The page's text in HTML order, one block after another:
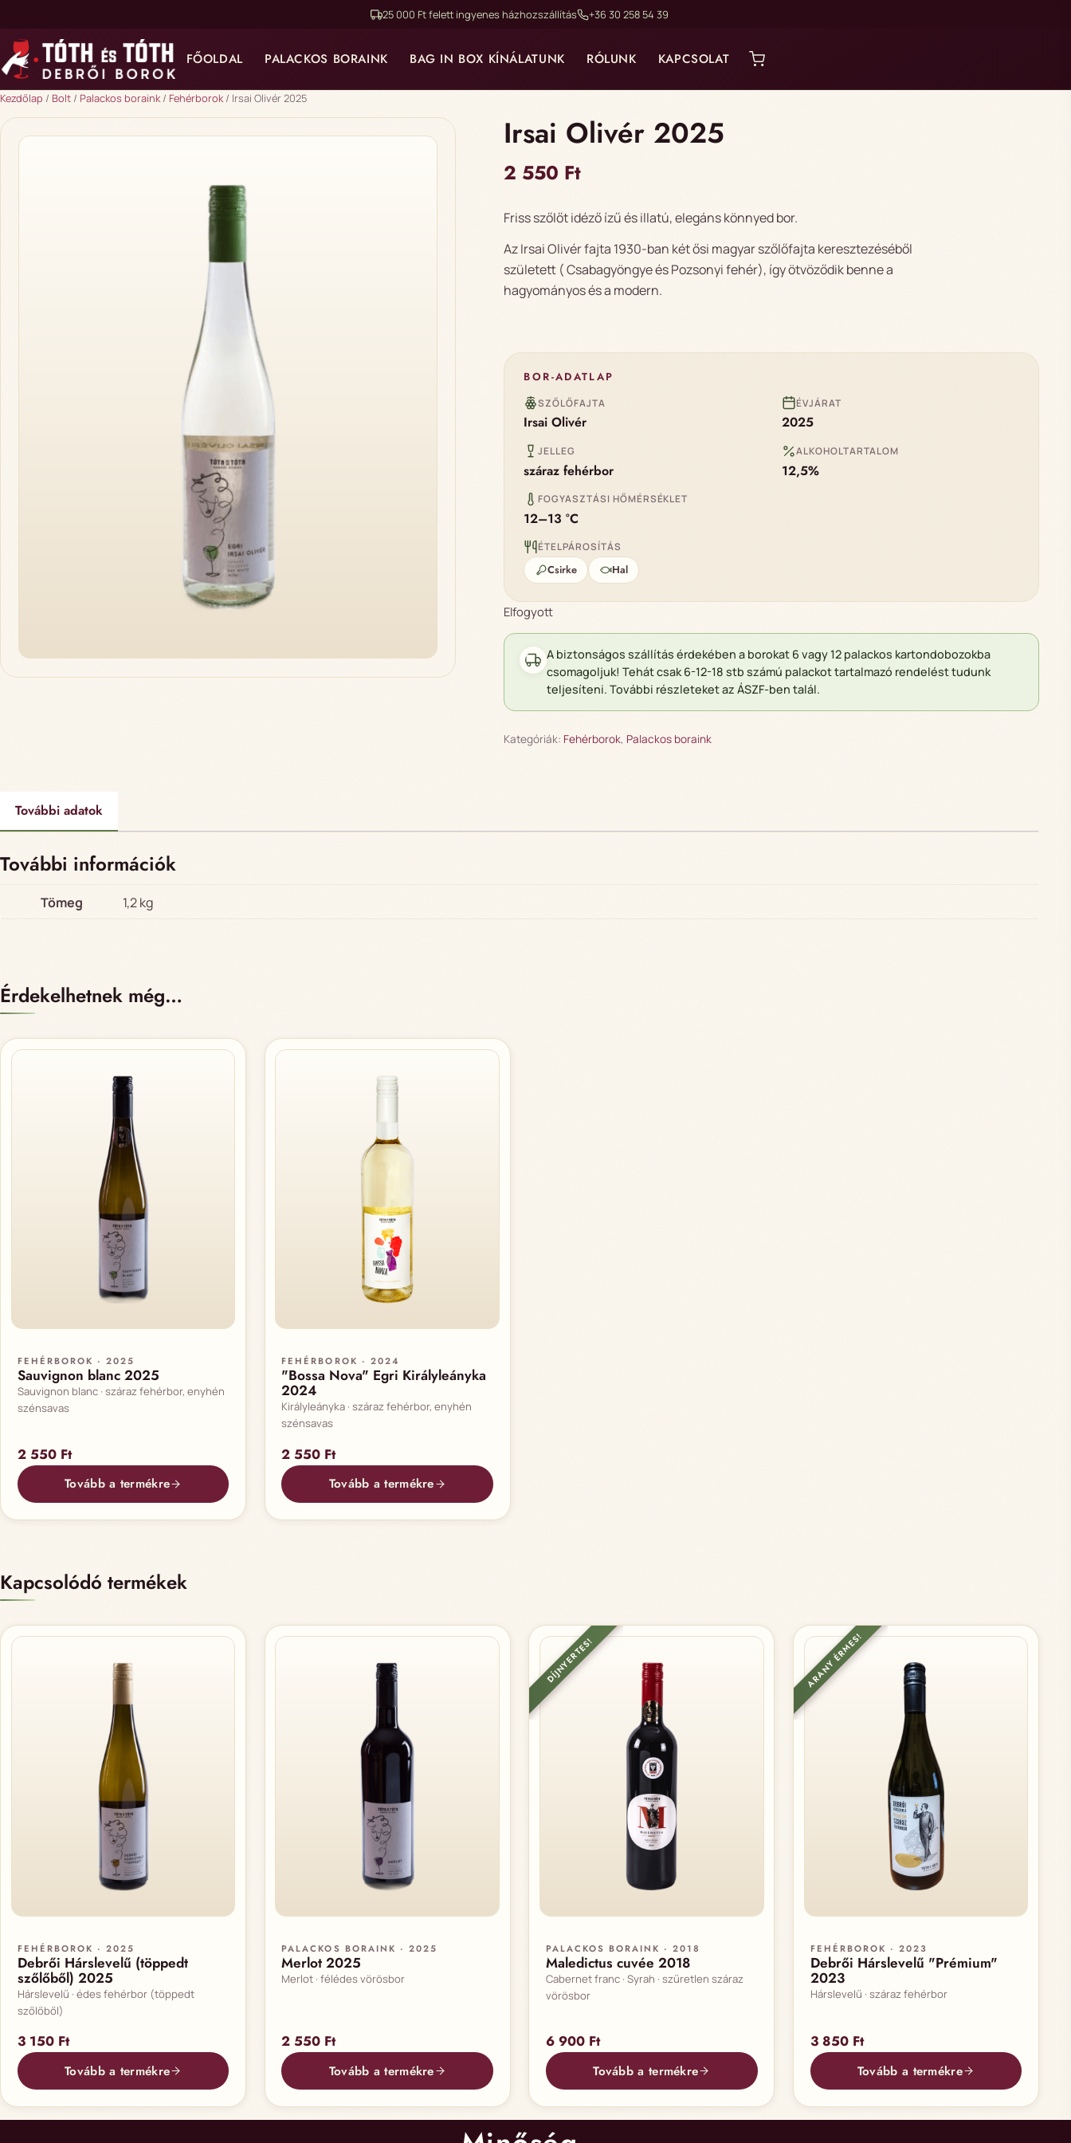
25 000 Ft felett ingyenes házhozszállítás +36 30 258 54 39
FŐOLDAL PALACKOS BORAINK BAG IN BOX KÍNÁLATUNK RÓLUNK KAPCSOLAT
Kezdőlap / Bolt / Palackos boraink/ Fehérborok/ Irsai Olivér 2025
Irsai Olivér 2025
2 550 Ft
Friss szőlőt idéző ízű és illatú, elegáns könnyed bor.
Az Irsai Olivér fajta 1930-ban két ősi magyar szőlőfajta keresztezéséből
született ( Csabagyöngye és Pozsonyi fehér), így ötvöződik benne a
hagyományos és a modern.
BOR-ADATLAP
SZŐLŐFAJTA
Irsai Olivér
ÉVJÁRAT
2025
JELLEG
száraz fehérbor
ALKOHOLTARTALOM
12,5%
FOGYASZTÁSI HŐMÉRSÉKLET
12–13 °C
ÉTELPÁROSÍTÁS
Csirke Hal
Elfogyott
A biztonságos szállítás érdekében a borokat 6 vagy 12 palackos kartondobozokba
csomagoljuk! Tehát csak 6-12-18 stb számú palackot tartalmazó rendelést tudunk
teljesíteni. További részleteket az ÁSZF-ben talál.
Kategóriák: Fehérborok, Palackos boraink
További adatok
További információk
Tömeg 1,2 kg
Érdekelhetnek még…
FEHÉRBOROK · 2025
Sauvignon blanc 2025
Sauvignon blanc · száraz fehérbor, enyhén
szénsavas
2 550 Ft
Tovább a termékre
FEHÉRBOROK · 2024
"Bossa Nova" Egri Királyleányka
2024
Királyleányka · száraz fehérbor, enyhén
szénsavas
2 550 Ft
Tovább a termékre
Kapcsolódó termékek
FEHÉRBOROK · 2025
Debrői Hárslevelű (töppedt
szőlőből) 2025
Hárslevelű · édes fehérbor (töppedt
szőlőből)
3 150 Ft
Tovább a termékre
PALACKOS BORAINK · 2025
Merlot 2025
Merlot · félédes vörösbor
2 550 Ft
Tovább a termékre
DÍJNYERTES!
PALACKOS BORAINK · 2018
Maledictus cuvée 2018
Cabernet franc · Syrah · szűretlen száraz
vörösbor
6 900 Ft
Tovább a termékre
ARANY ÉRMES!
FEHÉRBOROK · 2023
Debrői Hárslevelű "Prémium"
2023
Hárslevelű · száraz fehérbor
3 850 Ft
Tovább a termékre